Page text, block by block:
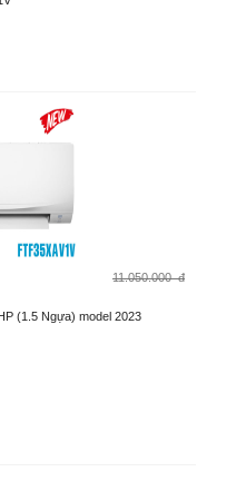
11.050.000 đ
(1.5 Ngựa) model 2023